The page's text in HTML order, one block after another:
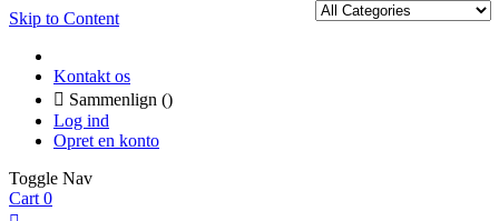
Skip to Content
Kontakt os
Sammenlign ()
Log ind
Opret en konto
Toggle Nav
Cart 0